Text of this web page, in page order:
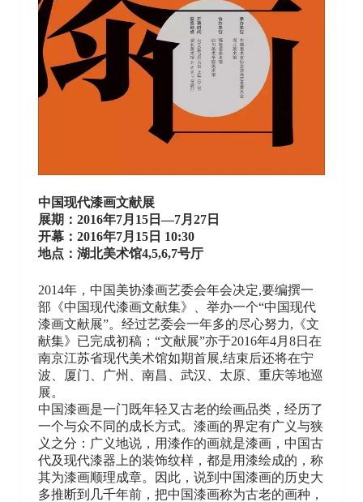
中国现代漆画文献展
展期：2016年7月15日—7月27日
开幕：2016年7月15日 10:30
地点： 湖北美术馆4,5,6,7号厅
2014年，中国美协漆画艺委会年会决定,要编撰一
部《中国现代漆画文献集》、举办一个“中国现代
漆画文献展”。经过艺委会一年多的尽心努力,《文
献集》已完成初稿；“文献展”亦于2016年4月8日在
南京江苏省现代美术馆如期首展,结束后还将在宁
波、厦门、广州、南昌、武汉、太原、重庆等地巡
展。
中国漆画是一门既年轻又古老的绘画品类，经历了
一个与众不同的成长方式。漆画的界定有广义与狭
义之分：广义地说，用漆作的画就是漆画，中国古
代及现代漆器上的装饰纹样，都是用漆绘成的，称
其为漆画顺理成章。因此，说到中国漆画的历史大
多推断到几千年前，把中国漆画称为古老的画种，